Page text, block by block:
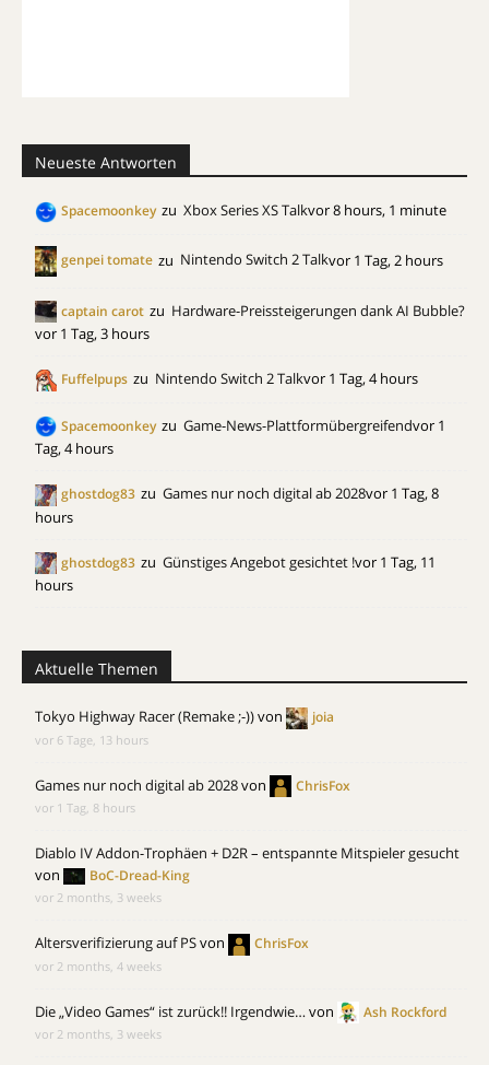
Neueste Antworten
Spacemoonkey zu Xbox Series XS Talkvor 8 hours, 1 minute
genpei tomate zu Nintendo Switch 2 Talkvor 1 Tag, 2 hours
captain carot zu Hardware-Preissteigerungen dank AI Bubble?
vor 1 Tag, 3 hours
Fuffelpups zu Nintendo Switch 2 Talkvor 1 Tag, 4 hours
Spacemoonkey zu Game-News-Plattformübergreifendvor 1
Tag, 4 hours
ghostdog83 zu Games nur noch digital ab 2028vor 1 Tag, 8
hours
ghostdog83 zu Günstiges Angebot gesichtet !vor 1 Tag, 11
hours
Aktuelle Themen
Tokyo Highway Racer (Remake ;-))von joia
vor 6 Tage, 13 hours
Games nur noch digital ab 2028von ChrisFox
vor 1 Tag, 8 hours
Diablo IV Addon-Trophäen + D2R – entspannte Mitspieler gesucht
von
BoC-Dread-King
vor 2 months, 3 weeks
Altersverifizierung auf PSvon ChrisFox
vor 2 months, 4 weeks
Die „Video Games“ ist zurück!! Irgendwie…von Ash Rockford
vor 2 months, 3 weeks